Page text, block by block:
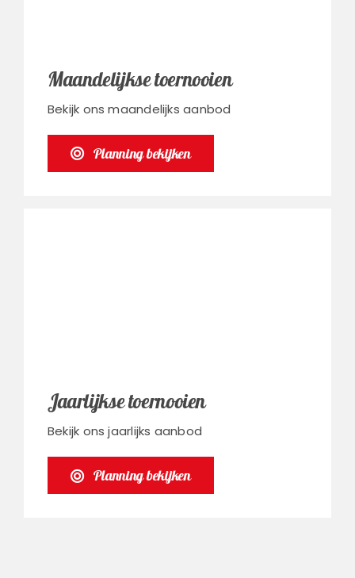
Maandelijkse toernooien
Bekijk ons maandelijks aanbod
Planning bekijken
Jaarlijkse toernooien
Bekijk ons jaarlijks aanbod
Planning bekijken